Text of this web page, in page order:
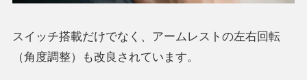
スイッチ搭載だけでなく、アームレストの左右回転
（角度調整）も改良されています。